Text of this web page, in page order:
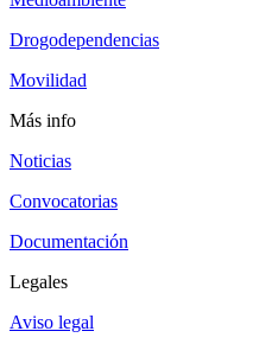
Drogodependencias
Movilidad
Más info
Noticias
Convocatorias
Documentación
Legales
Aviso legal